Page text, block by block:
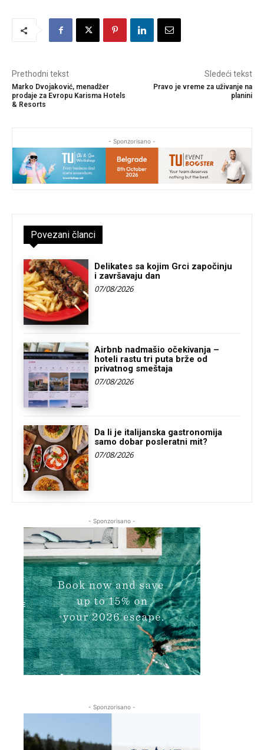
Prethodni tekst
Marko Dvojaković, menadžer
prodaje za Evropu Karisma Hotels
& Resorts
Sledeći tekst
Pravo je vreme za uživanje na
planini
- Sponzorisano -
Povezani članci
Delikates sa kojim Grci započinju
i završavaju dan
07/08/2026
Airbnb nadmašio očekivanja –
hoteli rastu tri puta brže od
privatnog smeštaja
07/08/2026
Da li je italijanska gastronomija
samo dobar posleratni mit?
07/08/2026
- Sponzorisano -
- Sponzorisano -